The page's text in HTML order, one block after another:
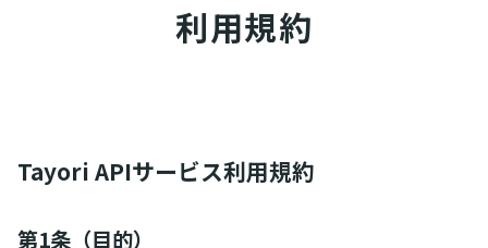
利用規約
Tayori APIサービス利用規約
第1条（目的）